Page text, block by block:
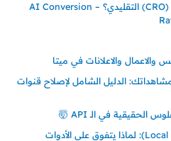
لماذا يفشل تحسين معدل التحويل (CRO) التقليدي؟ – AI Conversion
والاعلانات في ميتا
الدليل الشامل لإصلاح قنوات
دليل الذكاء الاصطناعي المحلي (Local AI): لماذا يتفوق على الأدوات